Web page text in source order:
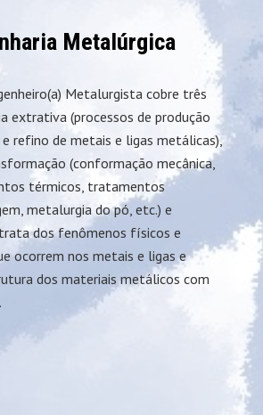
Metalúrgica
Metalurgista cobre três
extrativa (processos de produção
refino de metais e ligas metálicas),
(conformação mecânica,
térmicos, tratamentos
metalurgia do pó, etc.) e
dos fenômenos físicos e
ocorrem nos metais e ligas e
dos materiais metálicos com